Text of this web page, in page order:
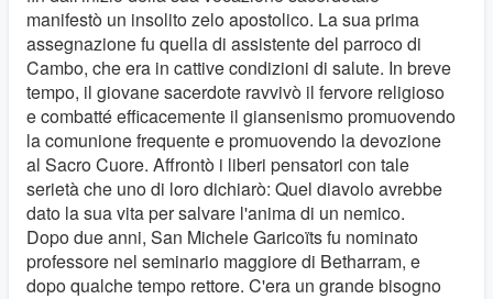
manifestò un insolito zelo apostolico. La sua prima
assegnazione fu quella di assistente del parroco di
Cambo, che era in cattive condizioni di salute. In breve
tempo, il giovane sacerdote ravvivò il fervore religioso
e combatté efficacemente il giansenismo promuovendo
la comunione frequente e promuovendo la devozione
al Sacro Cuore. Affrontò i liberi pensatori con tale
serietà che uno di loro dichiarò: Quel diavolo avrebbe
dato la sua vita per salvare l'anima di un nemico.
Dopo due anni, San Michele Garicoïts fu nominato
professore nel seminario maggiore di Betharram, e
dopo qualche tempo rettore. C'era un grande bisogno